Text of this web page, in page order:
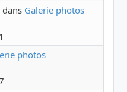
dans Galerie photos
le dernier message
photos
le dernier message